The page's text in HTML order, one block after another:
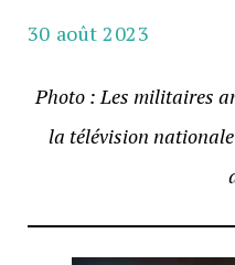
30 août 2023
Photo : Les militaires
la télévision nationale